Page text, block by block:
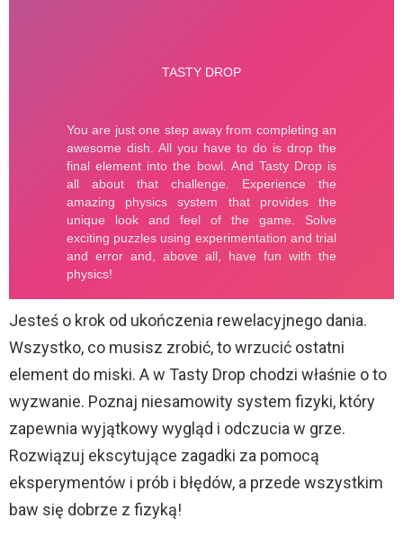
Jesteś o krok od ukończenia rewelacyjnego dania.
Wszystko, co musisz zrobić, to wrzucić ostatni
element do miski. A w Tasty Drop chodzi właśnie o to
wyzwanie. Poznaj niesamowity system fizyki, który
zapewnia wyjątkowy wygląd i odczucia w grze.
Rozwiązuj ekscytujące zagadki za pomocą
eksperymentów i prób i błędów, a przede wszystkim
baw się dobrze z fizyką!